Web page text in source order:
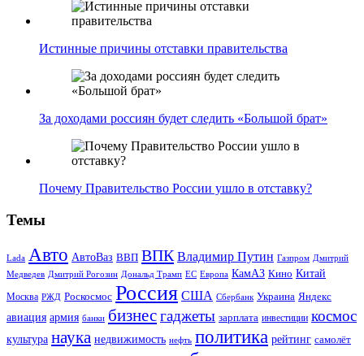
Истинные причины отставки правительства
За доходами россиян будет следить «Большой брат»
Почему Правительство России ушло в отставку?
Темы
Lada Авто АвтоВаз ВВП ВПК Владимир Путин Газпром Дмитрий
Медведев Дмитрий Рогозин Дональд Трамп ЕС Европа КамАЗ Кино Китай
Москва РЖД Роскосмос Россия США Сбербанк Украина Яндекс
авиация армия банки бизнесгаджеты зарплата инвестиции космос
культура наука недвижимость нефть политика рейтинг самолёт